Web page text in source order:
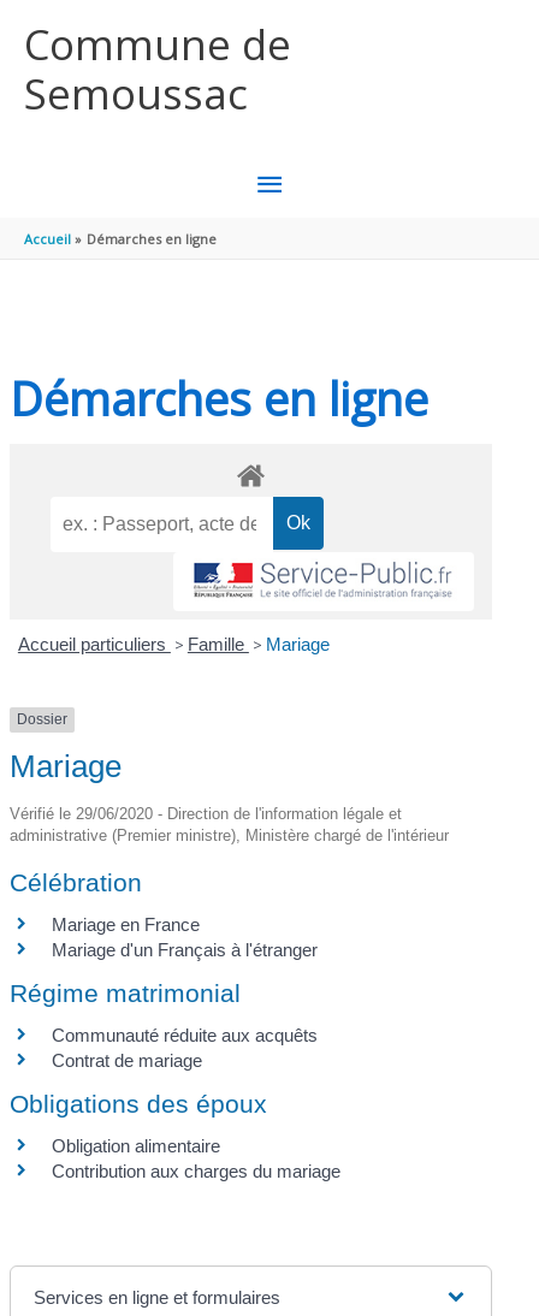
Commune de
Semoussac
MENU
Accueil Démarches en ligne
Démarches en ligne
Accueil particuliers > Famille > Mariage
Dossier
Mariage
Vérifié le 29/06/2020 - Direction de l'information légale et
administrative (Premier ministre), Ministère chargé de l'intérieur
Célébration
Mariage en France
Mariage d'un Français à l'étranger
Régime matrimonial
Communauté réduite aux acquêts
Contrat de mariage
Obligations des époux
Obligation alimentaire
Contribution aux charges du mariage
Services en ligne et formulaires